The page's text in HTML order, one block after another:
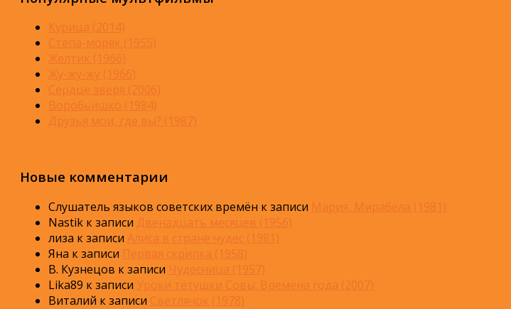
Курица (2014)
Стёпа-моряк (1955)
Желтик (1966)
Жу-жу-жу (1966)
Сердце зверя (2006)
Воробьишко (1984)
Друзья мои, где вы? (1987)
Новые комментарии
Слушатель языков советских времён к записи Мария, Мирабела (1981)
Nastik к записи Двенадцать месяцев (1956)
лиза к записи Алиса в стране чудес (1981)
Яна к записи Первая скрипка (1958)
В. Кузнецов к записи Чудесница (1957)
Lika89 к записи Уроки тётушки Совы. Времена года (2007)
Виталий к записи Светлячок (1978)